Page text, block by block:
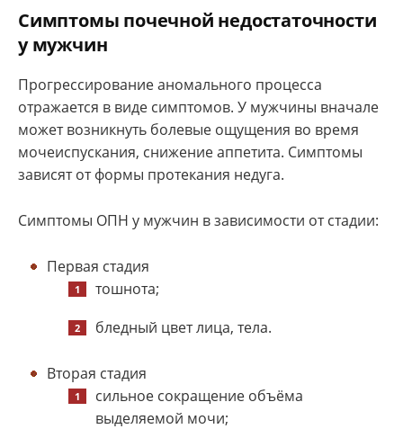
Симптомы почечной недостаточности
у мужчин
Прогрессирование аномального процесса
отражается в виде симптомов. У мужчины вначале
может возникнуть болевые ощущения во время
мочеиспускания, снижение аппетита. Симптомы
зависят от формы протекания недуга.
Симптомы ОПН у мужчин в зависимости от стадии:
Первая стадия
тошнота;
бледный цвет лица, тела.
Вторая стадия
сильное сокращение объёма
выделяемой мочи;